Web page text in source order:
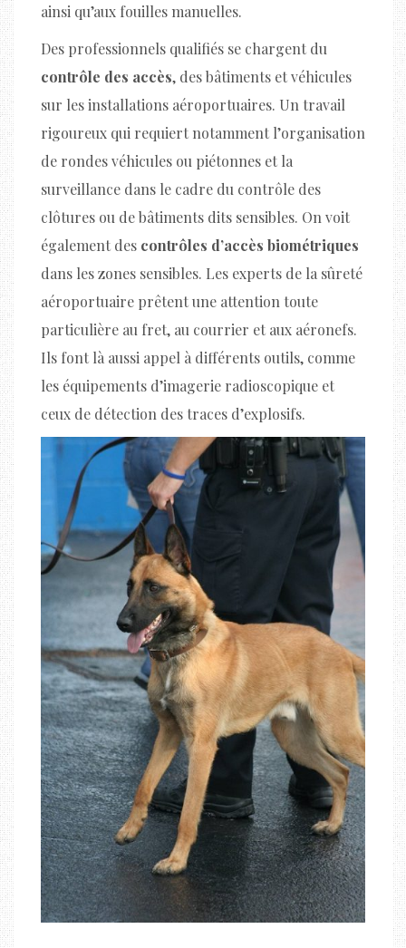
ainsi qu’aux fouilles manuelles.
Des professionnels qualifiés se chargent du
contrôle des accès, des bâtiments et véhicules
sur les installations aéroportuaires. Un travail
rigoureux qui requiert notamment l’organisation
de rondes véhicules ou piétonnes et la
surveillance dans le cadre du contrôle des
clôtures ou de bâtiments dits sensibles. On voit
également des contrôles d’accès biométriques
dans les zones sensibles. Les experts de la sûreté
aéroportuaire prêtent une attention toute
particulière au fret, au courrier et aux aéronefs.
Ils font là aussi appel à différents outils, comme
les équipements d’imagerie radioscopique et
ceux de détection des traces d’explosifs.